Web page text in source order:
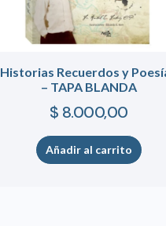
Historias Recuerdos y
– TAPA BLANDA
$ 8.000,00
Añadir al carrito